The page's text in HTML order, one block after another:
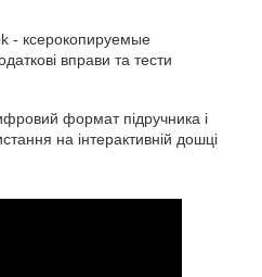
- ксерокопируемые
вправи та тести
формат підручника і
на інтерактивній дошці